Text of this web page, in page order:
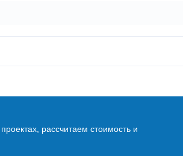
рассчитаем стоимость и